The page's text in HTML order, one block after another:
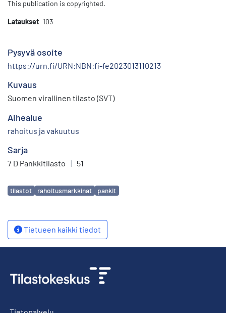
This publication is copyrighted.
Lataukset 103
Pysyvä osoite
https://urn.fi/URN:NBN:fi-fe2023013110213
Kuvaus
Suomen virallinen tilasto (SVT)
Aihealue
rahoitus ja vakuutus
Sarja
7 D Pankkitilasto | 51
Avainsanat
tilastot rahoitusmarkkinat pankit
Tietueen kaikki tiedot